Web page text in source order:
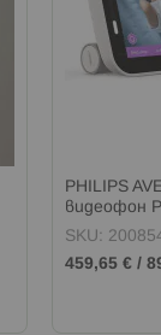
PHILIPS
видеофон
технология
SKU:
459,65 € /